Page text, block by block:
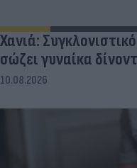
Χανιά:
σώζει γυναίκα
10.08.2026